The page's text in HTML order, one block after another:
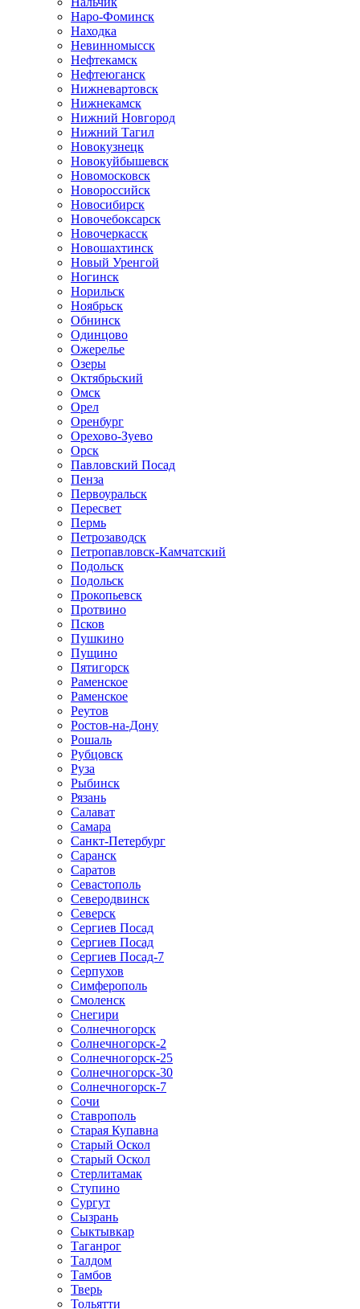
Наро-Фоминск
Находка
Невинномысск
Нефтекамск
Нефтеюганск
Нижневартовск
Нижнекамск
Нижний Новгород
Нижний Тагил
Новокузнецк
Новокуйбышевск
Новомосковск
Новороссийск
Новосибирск
Новочебоксарск
Новочеркасск
Новошахтинск
Новый Уренгой
Ногинск
Норильск
Ноябрьск
Обнинск
Одинцово
Ожерелье
Озеры
Октябрьский
Омск
Орел
Оренбург
Орехово-Зуево
Орск
Павловский Посад
Пенза
Первоуральск
Пересвет
Пермь
Петрозаводск
Петропавловск-Камчатский
Подольск
Подольск
Прокопьевск
Протвино
Псков
Пушкино
Пущино
Пятигорск
Раменское
Раменское
Реутов
Ростов-на-Дону
Рошаль
Рубцовск
Руза
Рыбинск
Рязань
Салават
Самара
Санкт-Петербург
Саранск
Саратов
Севастополь
Северодвинск
Северск
Сергиев Посад
Сергиев Посад
Сергиев Посад-7
Серпухов
Симферополь
Смоленск
Снегири
Солнечногорск
Солнечногорск-2
Солнечногорск-25
Солнечногорск-30
Солнечногорск-7
Сочи
Ставрополь
Старая Купавна
Старый Оскол
Старый Оскол
Стерлитамак
Ступино
Сургут
Сызрань
Сыктывкар
Таганрог
Талдом
Тамбов
Тверь
Тольятти